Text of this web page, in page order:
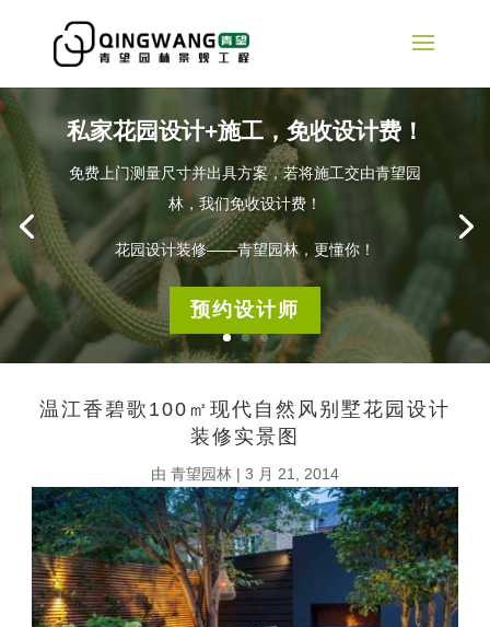
私家花园设计+施工，免收设计费！
免费上门测量尺寸并出具方案，若将施工交由青望园
林，我们免收设计费！
花园设计装修——青望园林，更懂你！
预约设计师
温江香碧歌100㎡现代自然风别墅花园设计
装修实景图
由 青望园林 | 3 月 21, 2014